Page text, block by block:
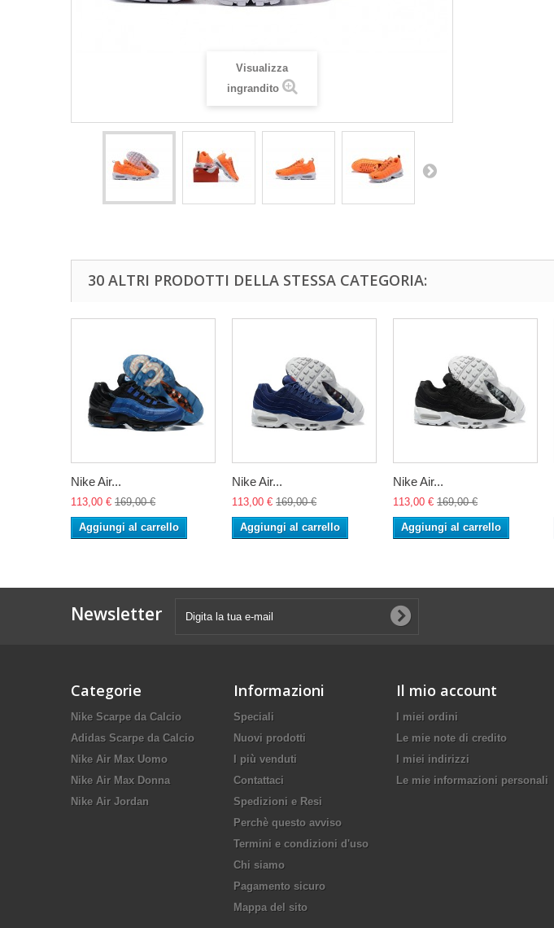
Visualizza
ingrandito
30 ALTRI PRODOTTI DELLA STESSA CATEGORIA:
Nike Air...
113,00 € 169,00 €
Aggiungi al carrello
Nike Air...
113,00 € 169,00 €
Aggiungi al carrello
Nike Air...
113,00 € 169,00 €
Aggiungi al carrello
Newsletter
Categorie
Nike Scarpe da Calcio
Adidas Scarpe da Calcio
Nike Air Max Uomo
Nike Air Max Donna
Nike Air Jordan
Informazioni
Speciali
Nuovi prodotti
I più venduti
Contattaci
Spedizioni e Resi
Perchè questo avviso
Termini e condizioni d'uso
Chi siamo
Pagamento sicuro
Mappa del sito
Il mio account
I miei ordini
Le mie note di credito
I miei indirizzi
Le mie informazioni personali